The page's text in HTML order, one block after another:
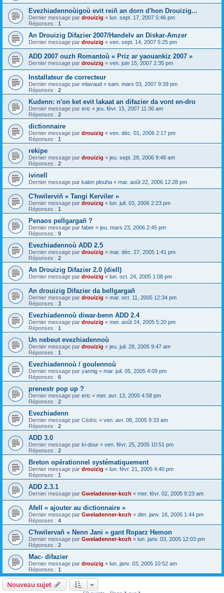
Evezhiadennoùigoù evit reiñ an dorn d'hon Drouizig...
Dernier message par drouizig « lun. sept. 17, 2007 5:46 pm
Réponses : 1
An Drouizig Difazier 2007/Handelv an Diskar-Amzer
Dernier message par drouizig « ven. sept. 14, 2007 5:25 pm
ADD 2007 ouzh Romantoù « Priz ar yaouankiz 2007 »
Dernier message par drouizig « ven. juin 15, 2007 2:35 pm
Installateur de correcteur
Dernier message par mlavaud « sam. mars 03, 2007 9:39 pm
Réponses : 2
Kudenn: n'on ket evit lakaat an difazier da vont en-dro
Dernier message par eric « jeu. févr. 15, 2007 11:36 am
Réponses : 2
dictionnaire
Dernier message par drouizig « ven. déc. 01, 2006 2:17 pm
Réponses : 1
rekipe
Dernier message par drouizig « jeu. sept. 28, 2006 9:48 am
Réponses : 2
ivinell
Dernier message par kalon plouha « mar. août 22, 2006 12:28 pm
C'hwilerviñ « Tangi Kerviler »
Dernier message par drouizig « lun. juil. 03, 2006 2:23 pm
Réponses : 1
Penaos pellgargañ ?
Dernier message par faber « jeu. mars 23, 2006 2:45 pm
Réponses : 9
Evezhiadennoù ADD 2.5
Dernier message par drouizig « mar. déc. 27, 2005 1:41 pm
Réponses : 2
An Drouizig Difazier 2.0 (diell)
Dernier message par drouizig « lun. oct. 24, 2005 1:08 pm
An drouizig Difazier da bellgargañ
Dernier message par drouizig « mar. oct. 11, 2005 12:34 pm
Réponses : 3
Evezhiadennoù diwar-benn ADD 2.4
Dernier message par drouizig « mer. août 24, 2005 5:20 pm
Réponses : 1
Un nebeut evezhiadennoù
Dernier message par drouizig « jeu. juil. 28, 2005 9:47 am
Réponses : 1
Evezhiadennoù / goulennoù
Dernier message par yannig « mar. juil. 05, 2005 4:09 pm
Réponses : 6
prenestr pop up ?
Dernier message par eric « mer. avr. 13, 2005 4:58 pm
Réponses : 2
Evezhiadenn
Dernier message par Cédric « ven. avr. 08, 2005 9:33 am
Réponses : 2
ADD 3.0
Dernier message par ki-dour « ven. févr. 25, 2005 10:51 pm
Réponses : 2
Breton opérationnel systématiquement
Dernier message par drouizig « lun. févr. 21, 2005 4:40 pm
Réponses : 1
ADD 2.3.1
Dernier message par Gweladenner-kozh « mer. févr. 02, 2005 9:23 am
Afell « ajouter au dictionnaire »
Dernier message par Gweladenner-kozh « dim. janv. 16, 2005 1:44 pm
Réponses : 4
C'hwilervañ « Nenn Jani » gant Roparz Hemon
Dernier message par Gweladenner-kozh « lun. janv. 03, 2005 12:03 pm
Réponses : 2
Mac- difazier
Dernier message par drouizig « lun. janv. 03, 2005 10:52 am
Réponses : 1
Nouveau sujet